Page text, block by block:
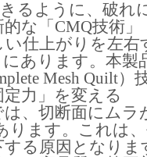
るように、破れ
な「CMQ技術」
い仕上がりを左
にあります。本
Mesh Quilt
力」を変える
は、切断面にム
ります。これは
る原因となりま